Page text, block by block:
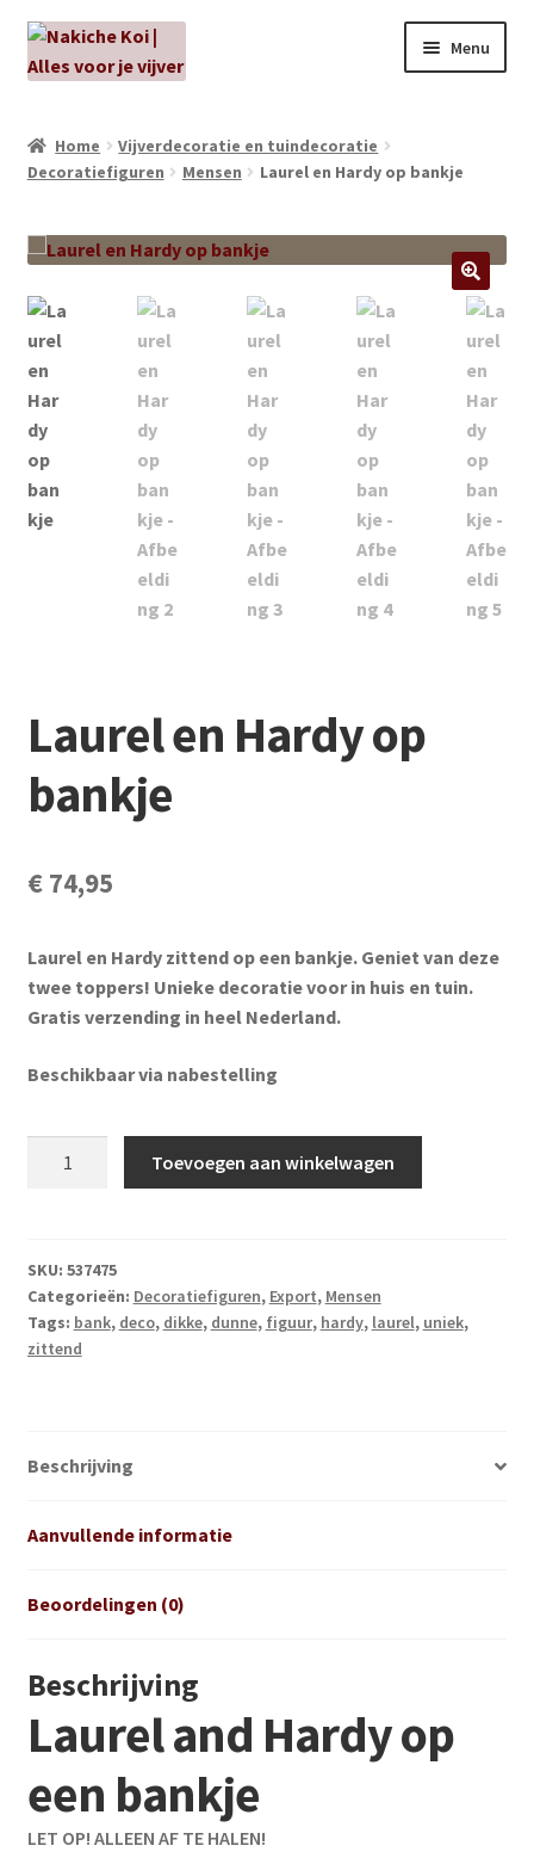
Ga
door
Ga
naar
Menu
Kabouters
Algenbehandeling
Aanbiedingen
Aansluitmateriaal
Pakketten
Vijverpompen en vijverfilters
Vijverdecoratie en tuindecoratie
Vijveronderhoud
Voor vissen
Overige
Partijhandel
Kerst
Home
Vijverdecoratie en tuindecoratie
Decoratiefiguren
Mensen Laurel en Hardy op bankje
Laurel en Hardy op
bankje
€74,95
Laurel en Hardy zittend op een bankje. Geniet van deze
twee toppers! Unieke decoratie voor in huis en tuin.
Gratis verzending in heel Nederland.
Beschikbaar via nabestelling
bankje
aantal
Toevoegen aan winkelwagen
SKU: 537475
Categorieën: Decoratiefiguren, Export, Mensen
Tags: bank, deco, dikke, dunne, figuur, hardy, laurel, uniek,
zittend
Beschrijving
Aanvullende informatie
Beoordelingen (0)
Beschrijving
Laurel and Hardy op
een bankje
LET OP! ALLEEN AF TE HALEN!